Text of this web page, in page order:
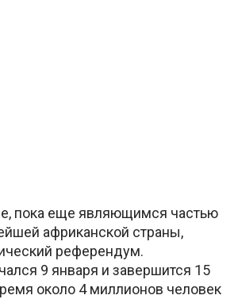
пока еще являющимся частью
африканской страны,
референдум.
9 января и завершится 15
около 4 миллионов человек